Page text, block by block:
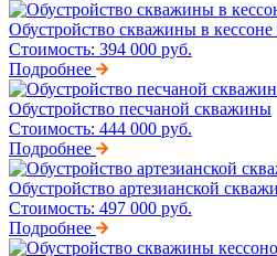
Обустройство скважины в
Стоимость: 394 000 руб.
Подробнее
Обустройство песчаной скважины
Стоимость: 444 000 руб.
Подробнее
Обустройство артезианской
Стоимость: 497 000 руб.
Подробнее